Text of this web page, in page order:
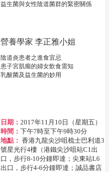
益生菌與女性陰道菌群的緊密關係
營養學家 李正雅小姐
陰道炎患者之進食宜忌
患子宮肌瘤的婦女飲食需知
乳酸菌及益生菌的妙用
日期： 2017年11月10日（星期五）
時間： 下午7時至下午9時30分
地點： 香港九龍尖沙咀梳士巴利道3
號星光行4樓（港鐵尖沙咀站C1出
口，步行8-10分鐘即達；尖東站L6
出口，步行4-6分鐘即達；誠品書店